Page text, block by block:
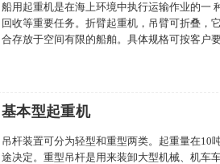
船用起重机是在海上环境中执行运输作业的一
回收等重要任务。折臂起重机，吊臂可折叠，
合存放于空间有限的船舶。具体规格可按客户要
基本型起重机
吊杆装置可分为轻型和重型两类。起重量在10
途决定。重型吊杆是用来装卸大型机械、机车